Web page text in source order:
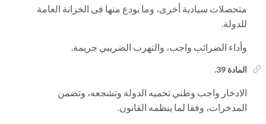
متحصلات سيادية أخرى، وما يودع منها فى الخزانة العامة
للدولة.
وأداء الضرائب واجب، والتهرب الضريبي جريمة.
المادة 39.
الادخار واجب وطني تحميه الدولة وتشجعه، وتضمن
المدخرات، وفقا لما ينظمه القانون.